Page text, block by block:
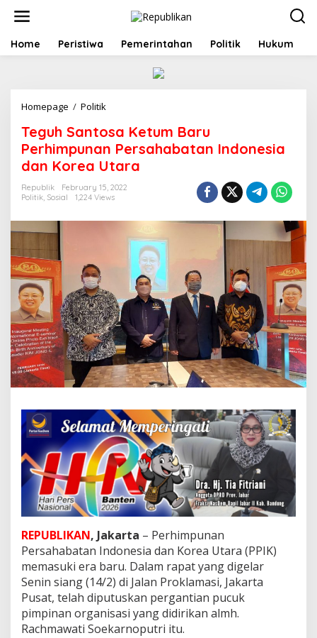
t
Home Peristiwa Pemerintahan Politik Hukum
Homepage / Politik
g
u
h
S
a
n
o
u
m
B
a
r
u
P
e
h
i
m
p
u
a
n
P
e
r
s
a
h
a
b
a
t
Teguh Santosa Ketum Baru
Perhimpunan Persahabatan Indonesia
dan Korea Utara
Republik
February 15, 2022
Politik, Sosial 1,224 Views
REPUBLIKAN, Jakarta – Perhimpunan
Persahabatan Indonesia dan Korea Utara (PPIK)
memasuki era baru. Dalam rapat yang digelar
Senin siang (14/2) di Jalan Proklamasi, Jakarta
Pusat, telah diputuskan pergantian pucuk
pimpinan organisasi yang didirikan almh.
Rachmawati Soekarnoputri itu.